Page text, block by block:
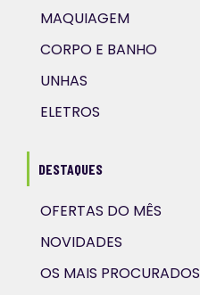
MAQUIAGEM
CORPO E BANHO
UNHAS
ELETROS
DESTAQUES
OFERTAS DO MÊS
NOVIDADES
OS MAIS PROCURADOS